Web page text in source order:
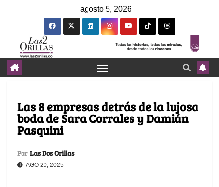
agosto 5, 2026
Las 8 empresas detrás de la lujosa
boda de Sara Corrales y Damián
Pasquini
Por Las Dos Orillas
AGO 20, 2025